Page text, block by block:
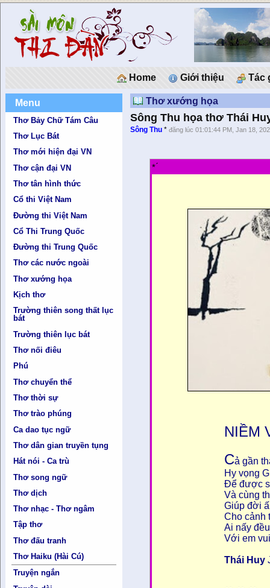
Home Giới thiệu Tác
Menu
Thơ Bảy Chữ Tám Câu
Thơ Lục Bát
Thơ mới hiện đại VN
Thơ cận đại VN
Thơ tân hình thức
Cổ thi Việt Nam
Đường thi Việt Nam
Cổ Thi Trung Quốc
Đường thi Trung Quốc
Thơ các nước ngoài
Thơ xướng họa
Kịch thơ
Trường thiên song thất lục
bát
Trường thiên lục bát
Thơ nối điêu
Phú
Thơ chuyển thể
Thơ thời sự
Thơ trào phúng
Ca dao tục ngữ
Thơ dân gian truyền tụng
Hát nói - Ca trù
Thơ song ngữ
Thơ dịch
Thơ nhạc - Thơ ngâm
Tập thơ
Thơ đấu tranh
Thơ Haiku (Hài Cú)
Truyện ngắn
Thơ xướng họa
Sông Thu họa thơ Thái
Sông Thu *đăng lúc 01:01:44 PM, Jan 18,
* ́
NIỀM
Cả gần
Hy vọng
Để được
Và cùng
Giúp đời
Cho cảnh
Ai nấy
Với em
Thái Huy